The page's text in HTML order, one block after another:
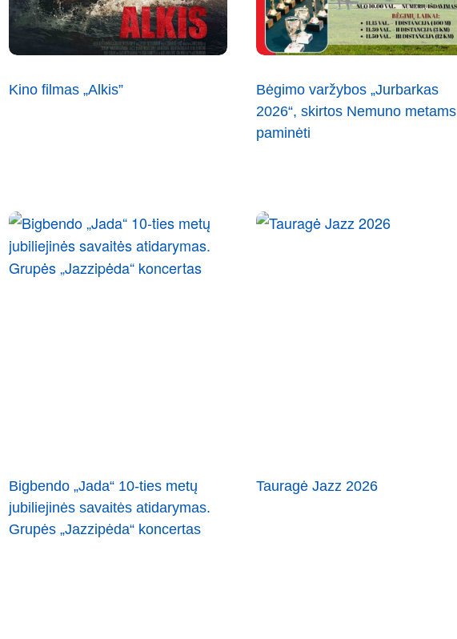
Kino filmas „Alkis”
Bėgimo varžybos „Jurbarkas
2026“, skirtos Nemuno metams
paminėti
Bigbendo „Jada“ 10-ties metų
jubiliejinės savaitės atidarymas.
Grupės „Jazzipėda“ koncertas
Tauragė Jazz 2026